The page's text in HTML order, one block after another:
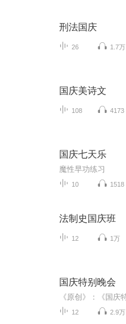
刑法国庆
26 1.7万
国庆美诗文
108 4173
国庆七天乐
魔性早功练习
10 1518
法制史国庆班
12 1万
国庆特别晚会
12 2.9万